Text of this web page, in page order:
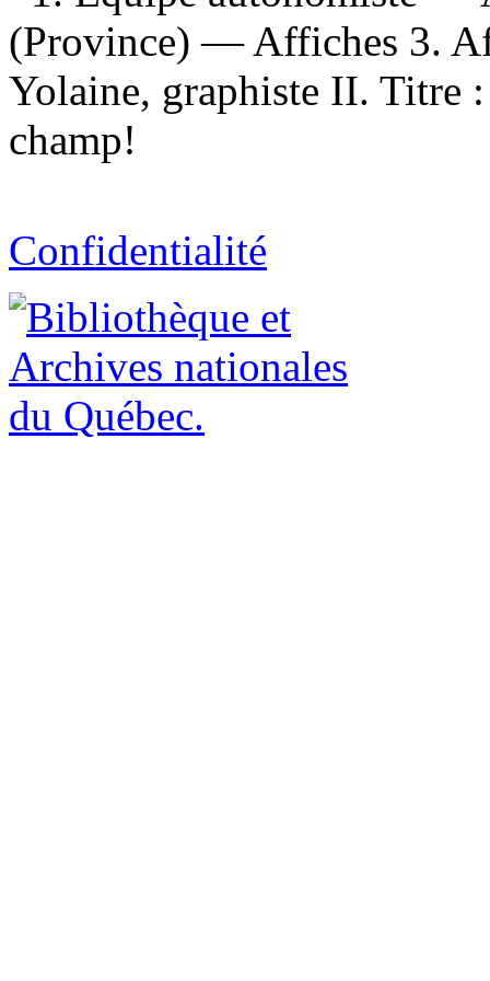
(Province) — Affiches 3.
Yolaine, graphiste II. Titre
champ!
Confidentialité